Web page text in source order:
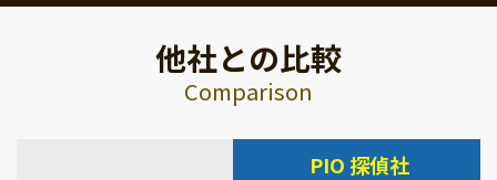
他社との比較
Comparison
PIO 探偵社